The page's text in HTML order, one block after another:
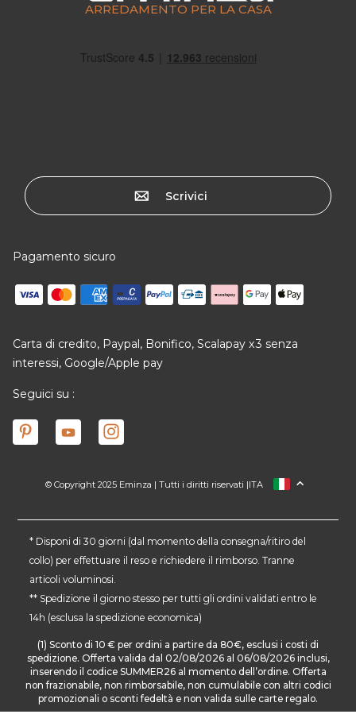
ARREDAMENTO PER LA CASA
Scrivici
Pagamento sicuro
Carta di credito, Paypal, Bonifico, Scalapay x3 senza
interessi, Google/Apple pay
Seguici su :
© Copyright 2025 Eminza | Tutti i diritti riservati |
FRANCIA
GERMANIA
PAESI BASSI
ITA
* Disponi di 30 giorni (dal momento della consegna/ritiro del
collo) per effettuare il reso e richiedere il rimborso. Tranne
articoli voluminosi.
** Spedizione il giorno stesso per tutti gli ordini validati entro le
14h (esclusa la spedizione economica)
(1) Sconto di 10 € per ordini a partire da 80€, esclusi i costi di
spedizione. Offerta valida dal 02/08/2026 al 06/08/2026 inclusi,
inserendo il codice SUMMER26 al momento dell’ordine. Offerta
non frazionabile, non rimborsabile, non cumulabile con altri codici
promozionali o sconti fedeltà e non valida sulle carte regalo.